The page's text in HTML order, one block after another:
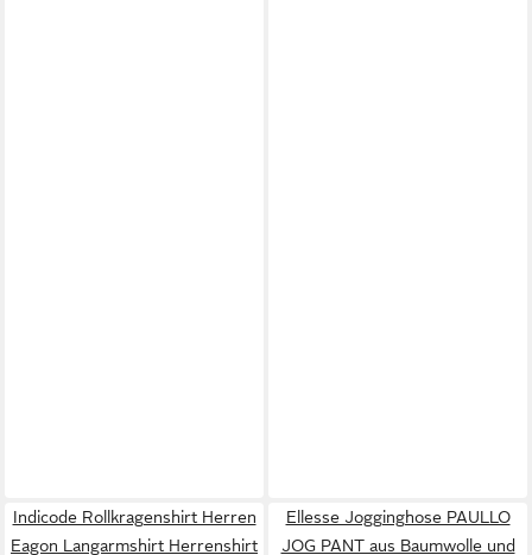
Indicode Rollkragenshirt Herren
Eagon Langarmshirt Herrenshirt
Ellesse Jogginghose PAULLO
JOG PANT aus Baumwolle und